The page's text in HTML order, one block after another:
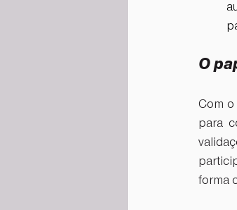
O
Com
para
forma